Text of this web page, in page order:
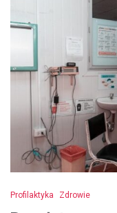
Profilaktyka Zdrowie